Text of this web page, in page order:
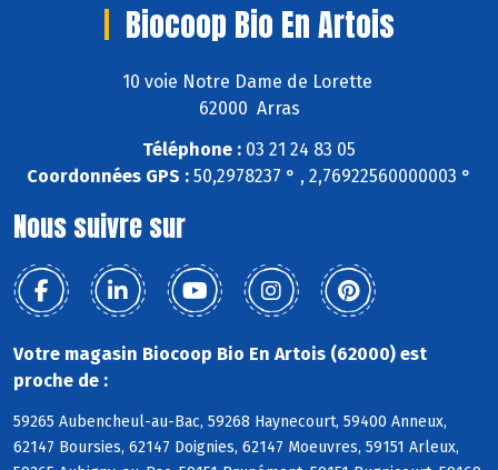
Biocoop Bio En Artois
10 voie Notre Dame de Lorette
62000 Arras
Téléphone : 03 21 24 83 05
Coordonnées GPS : 50,2978237 ° , 2,76922560000003 °
Nous suivre sur
Votre magasin Biocoop Bio En Artois (62000) est
proche de :
59265 Aubencheul-au-Bac, 59268 Haynecourt, 59400 Anneux,
62147 Boursies, 62147 Doignies, 62147 Moeuvres, 59151 Arleux,